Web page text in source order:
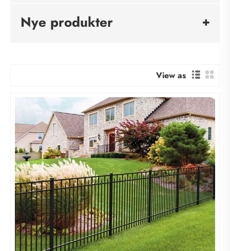
Nye produkter
View as